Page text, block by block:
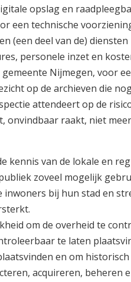
opslag en
een technische
(een deel van de)
personele inzet en
Nijmegen, voor
op de archieven die
attendeert op de
onvindbaar raakt, niet
kennis van de lokale en
zoveel mogelijk
bij hun stad en
om de overheid te
te laten
en om
acquireren, beheren